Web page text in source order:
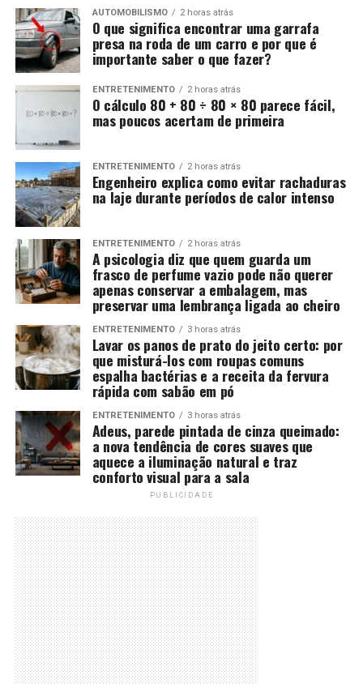
AUTOMOBILISMO 2 horas atrás
O que significa encontrar uma garrafa
presa na roda de um carro e por que é
importante saber o que fazer?
ENTRETENIMENTO 2 horas atrás
O cálculo 80 + 80 ÷ 80 × 80 parece fácil,
mas poucos acertam de primeira
ENTRETENIMENTO 2 horas atrás
Engenheiro explica como evitar rachaduras
na laje durante períodos de calor intenso
ENTRETENIMENTO 2 horas atrás
A psicologia diz que quem guarda um
frasco de perfume vazio pode não querer
apenas conservar a embalagem, mas
preservar uma lembrança ligada ao cheiro
ENTRETENIMENTO 3 horas atrás
Lavar os panos de prato do jeito certo: por
que misturá-los com roupas comuns
espalha bactérias e a receita da fervura
rápida com sabão em pó
ENTRETENIMENTO 3 horas atrás
Adeus, parede pintada de cinza queimado:
a nova tendência de cores suaves que
aquece a iluminação natural e traz
conforto visual para a sala
PUBLICIDADE